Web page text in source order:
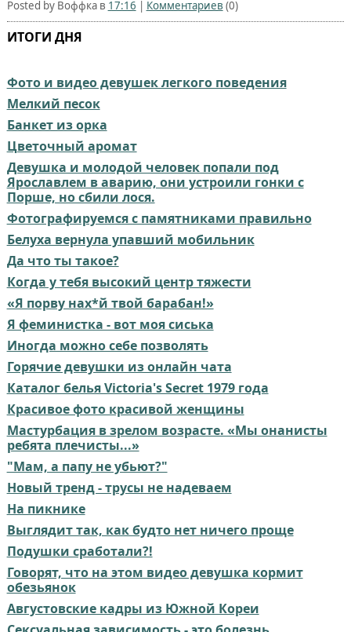
Posted by Воффка в 17:16 Комментариев (0)
ИТОГИ ДНЯ
Фото и видео девушек легкого поведения
Мелкий песок
Банкет из орка
Цветочный аромат
Девушка и молодой человек попали под
Ярославлем в аварию, они устроили гонки с
Порше, но сбили лося.
Фотографируемся с памятниками правильно
Белуха вернула упавший мобильник⁠⁠
Да что ты такое?
Когда у тебя высокий центр тяжести
«Я порву нах*й твой барабан!»
Я феминистка - вот моя сиська
Иногда можно себе позволять
Горячие девушки из онлайн чата
Каталог белья Victoria's Secret 1979 года
Красивое фото красивой женщины
Мастурбация в зрелом возрасте. «Мы онанисты
ребята плечисты...»
"Мам, а папу не убьют?"
Новый тренд - трусы не надеваем
На пикнике
Выглядит так, как будто нет ничего проще⁠⁠
Подушки сработали?!
Говорят, что на этом видео девушка кормит
обезьянок
Августовские кадры из Южной Кореи